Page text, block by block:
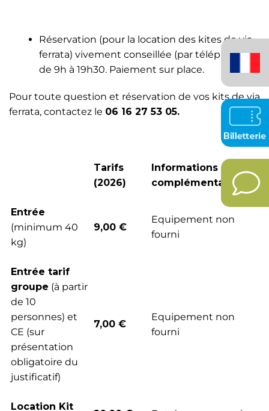
Réservation (pour la location des kites de via
ferrata) vivement conseillée (par téléphone)
de 9h à 19h30. Paiement sur place.
Pour toute question et réservation de vos kits de via
ferrata, contactez le 06 16 27 53 05.
Tarifs
(2026)
Informations
complémentaires
Entrée
(minimum 40
kg)
9,00 €
Equipement non
fourni
Entrée tarif
groupe (à partir
de 10
personnes) et
CE (sur
présentation
obligatoire du
justificatif)
7,00 €
Equipement non
fourni
Location Kit